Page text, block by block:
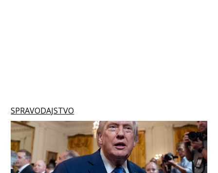
SPRAVODAJSTVO